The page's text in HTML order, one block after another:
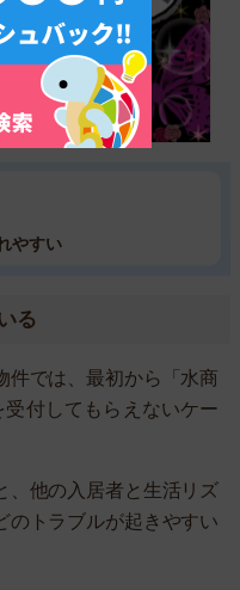
やすい
る
件では、最初から「水商
付してもらえないケー
、他の入居者と生活リズ
のトラブルが起きやすい